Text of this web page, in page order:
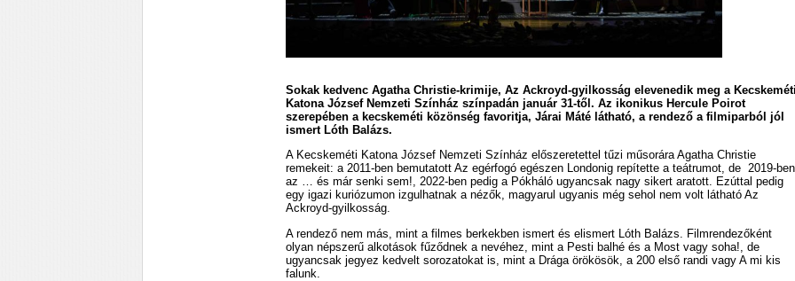
Sokak kedvenc Agatha Christie-krimije, Az Ackroyd-gyilkosság elevenedik meg a
Katona József Nemzeti Színház színpadán január 31-től. Az ikonikus Hercule Poirot
szerepében a kecskeméti közönség favoritja, Járai Máté látható, a rendező a filmiparból jól
ismert Lóth Balázs.
A Kecskeméti Katona József Nemzeti Színház előszeretettel tűzi műsorára Agatha Christie
remekeit: a 2011-ben bemutatott Az egérfogó egészen Londonig repítette a teátrumot, de 2019-ben
az … és már senki sem!, 2022-ben pedig a Pókháló ugyancsak nagy sikert aratott. Ezúttal pedig
egy igazi kuriózumon izgulhatnak a nézők, magyarul ugyanis még sehol nem volt látható Az
Ackroyd-gyilkosság.
A rendező nem más, mint a filmes berkekben ismert és elismert Lóth Balázs. Filmrendezőként
olyan népszerű alkotások fűződnek a nevéhez, mint a Pesti balhé és a Most vagy soha!, de
ugyancsak jegyez kedvelt sorozatokat is, mint a Drága örökösök, a 200 első randi vagy A mi kis
falunk.